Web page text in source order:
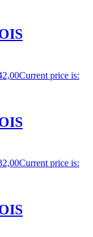
Current price is:
Current price is: